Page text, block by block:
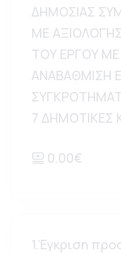
ΔΗΜΟΣΙΑΣ
ΜΕ
ΤΟΥ ΕΡΓΟΥ ΜΕ
ΑΝΑΒΑΘΜΙΣΗ
7 ΔΗΜΟΤΙΚΕΣ
0.00€
1.Έγκριση